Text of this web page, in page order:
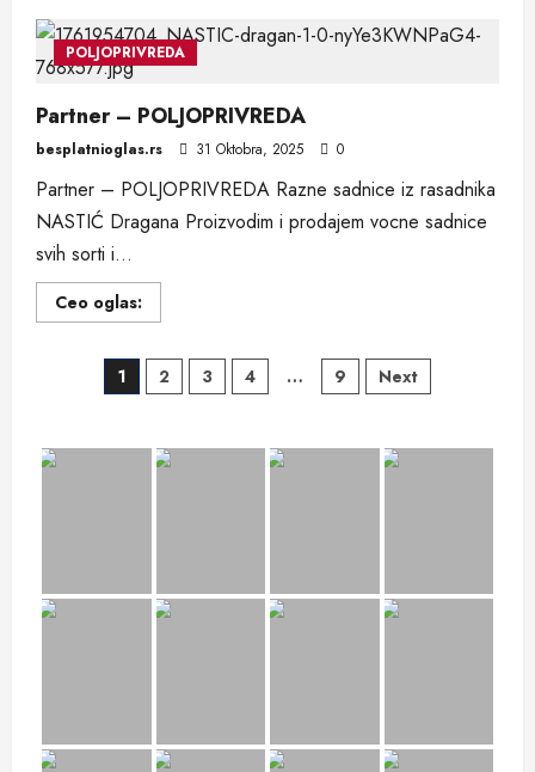
vino
–
POLJOPRIVREDA
POLJOPRIVREDA
Partner – POLJOPRIVREDA
besplatnioglas.rs 31 Oktobra, 2025 0
Partner – POLJOPRIVREDA Razne sadnice iz rasadnika
NASTIĆ Dragana Proizvodim i prodajem vocne sadnice
svih sorti i...
Ceo oglas:Read
more
POLJOPRIVREDA
Posts
1 2 3 4 … 9 Next